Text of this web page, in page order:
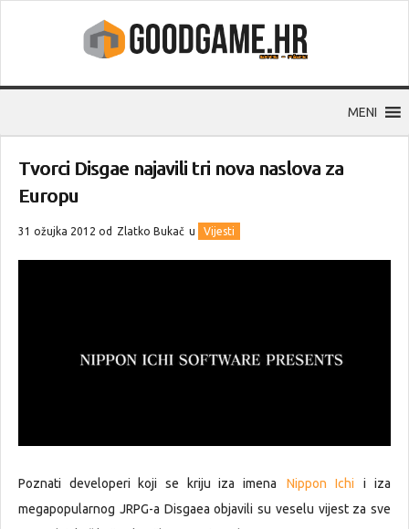
MENI
Tvorci Disgae najavili tri nova naslova za
Europu
31 ožujka 2012 od Zlatko Bukač u Vijesti
Poznati developeri koji se kriju iza imena Nippon Ichi
i iza
megapopularnog JRPG-a Disgaea objavili su veselu vijest za sve